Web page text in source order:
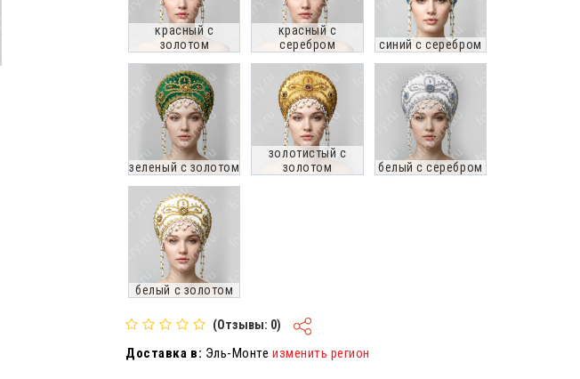
красный с
золотом
красный с
серебром
синий с серебром
зеленый с золотом
золотистый с
золотом
белый с серебром
белый с золотом
(Отзывы: 0)
Доставка в: Эль-Монте изменить регион